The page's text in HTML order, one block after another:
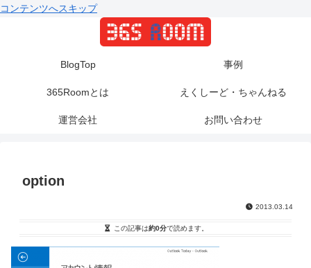
コンテンツへスキップ
BlogTop 事例
365Roomとは えくしーど・ちゃんねる
運営会社 お問い合わせ
option
2013.03.14
この記事は約0分で読めます。